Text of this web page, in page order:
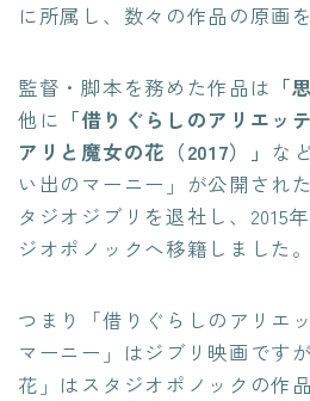
に所属し、数々の作品の原画
監督・脚本を務めた作品は 「
他に 「借りぐらしのアリエッ
アリと魔女の花（2017）」 な
い出のマーニー」が公開され
タジオジブリを退社し、2015
ジオポノックへ移籍しました。
つまり「借りぐらしのアリエ
マーニー」はジブリ映画です
花」はスタジオポノックの作